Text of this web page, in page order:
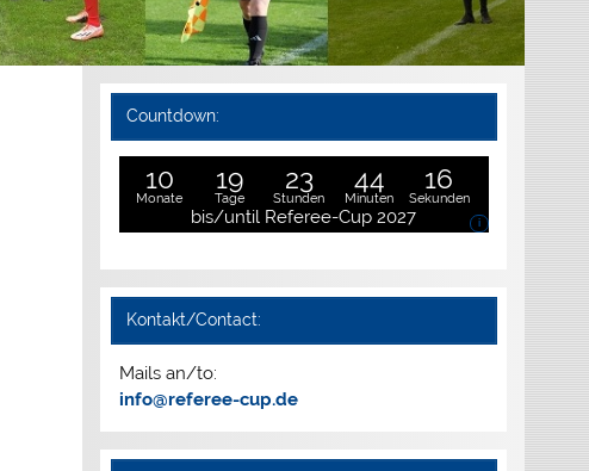
Countdown:
10
Monate
19
Tage
23
Stunden
44
Minuten
15
Sekunden
bis/until Referee-Cup 2027 i
Kontakt/Contact:
Mails an/to:
info@referee-cup.de